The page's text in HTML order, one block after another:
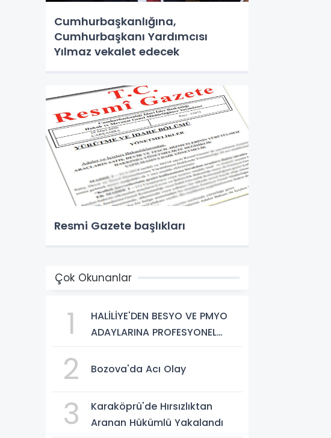
Cumhurbaşkanlığına,
Cumhurbaşkanı Yardımcısı
Yılmaz vekalet edecek
Resmi Gazete başlıkları
Çok Okunanlar
1
HALİLİYE'DEN BESYO VE PMYO
ADAYLARINA PROFESYONEL
2 Bozova'da Acı Olay
3
Karaköprü'de Hırsızlıktan
Aranan Hükümlü Yakalandı